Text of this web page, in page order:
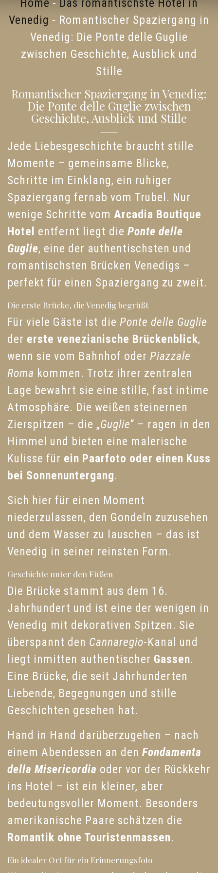
Home - Das romantischste Hotel in
Venedig - Romantischer Spaziergang in
Venedig: Die Ponte delle Guglie
zwischen Geschichte, Ausblick und
Stille
Romantischer Spaziergang in Venedig:
Die Ponte delle Guglie zwischen
Geschichte, Ausblick und Stille
Jede Liebesgeschichte braucht stille
Momente – gemeinsame Blicke,
Schritte im Einklang, ein ruhiger
Spaziergang fernab vom Trubel. Nur
wenige Schritte vom Arcadia Boutique
Hotel entfernt liegt die Ponte delle
Guglie, eine der authentischsten und
romantischsten Brücken Venedigs –
perfekt für einen Spaziergang zu zweit.
Die erste Brücke, die Venedig begrüßt
Für viele Gäste ist die Ponte delle Guglie
der erste venezianische Brückenblick,
wenn sie vom Bahnhof oder Piazzale
Roma kommen. Trotz ihrer zentralen
Lage bewahrt sie eine stille, fast intime
Atmosphäre. Die weißen steinernen
Zierspitzen – die „Guglie“ – ragen in den
Himmel und bieten eine malerische
Kulisse für ein Paarfoto oder einen Kuss
bei Sonnenuntergang.
Sich hier für einen Moment
niederzulassen, den Gondeln zuzusehen
und dem Wasser zu lauschen – das ist
Venedig in seiner reinsten Form.
Geschichte unter den Füßen
Die Brücke stammt aus dem 16.
Jahrhundert und ist eine der wenigen in
Venedig mit dekorativen Spitzen. Sie
überspannt den Cannaregio-Kanal und
liegt inmitten authentischer Gassen.
Eine Brücke, die seit Jahrhunderten
Liebende, Begegnungen und stille
Geschichten gesehen hat.
Hand in Hand darüberzugehen – nach
einem Abendessen an den Fondamenta
della Misericordia oder vor der Rückkehr
ins Hotel – ist ein kleiner, aber
bedeutungsvoller Moment. Besonders
amerikanische Paare schätzen die
Romantik ohne Touristenmassen.
Ein idealer Ort für ein Erinnerungsfoto